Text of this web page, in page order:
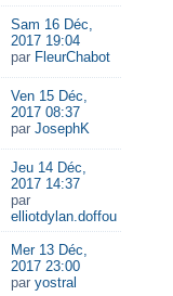
Sam 16 Déc,
2017 19:04
par FleurChabot
Ven 15 Déc,
2017 08:37
par JosephK
Jeu 14 Déc,
2017 14:37
par
elliotdylan.doffou
Mer 13 Déc,
2017 23:00
par yostral